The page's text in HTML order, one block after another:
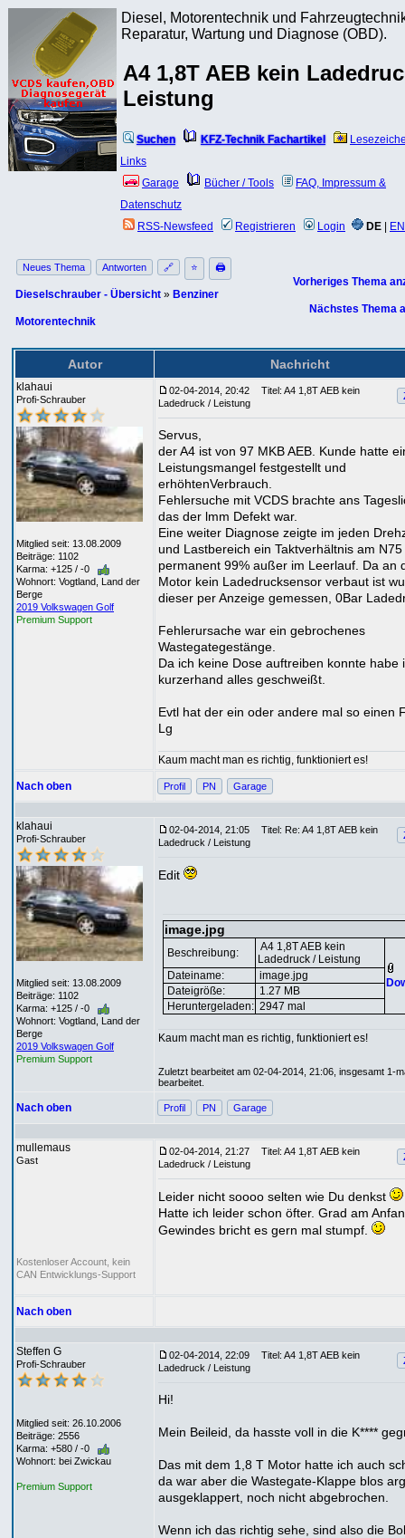
Diesel, Motorentechnik und
Reparatur, Wartung und Diagnose (OBD).
A4 1,8T AEB kein
Leistung
Suchen KFZ-Technik Fachartikel
Links
Garage
Bücher / Tools
FAQ, Impressum &
Datenschutz
RSS-Newsfeed
Registrieren Login DE EN
Neues Thema Antworten 🔗 ⭐ 🖨
Dieselschrauber - Übersicht » Benziner
Motorentechnik
Vorheriges Thema
Nächstes Thema
Autor Nachricht
klahaui
Profi-Schrauber
Mitglied seit: 13.08.2009
Beiträge: 1102
Karma: +125 / -0
Wohnort: Vogtland, Land der
Berge
2019 Volkswagen Golf
Premium Support
02-04-2014, 20:42
Titel: A4 1,8T AEB kein
Ladedruck / Leistung
Servus,
der A4 ist von 97 MKB AEB. Kunde hatte
Leistungsmangel festgestellt und
erhöhtenVerbrauch.
Fehlersuche mit VCDS brachte ans
das der lmm Defekt war.
Eine weiter Diagnose zeigte im jeden
und Lastbereich ein Taktverhältnis am
permanent 99% außer im Leerlauf. Da an
Motor kein Ladedrucksensor verbaut ist
dieser per Anzeige gemessen, 0Bar
Fehlerursache war ein gebrochenes
Wastegategestänge.
Da ich keine Dose auftreiben konnte habe
kurzerhand alles geschweißt.
Evtl hat der ein oder andere mal so einen
Lg
Kaum macht man es richtig, funktioniert es!
Nach oben Profil PN Garage
klahaui
Profi-Schrauber
Mitglied seit: 13.08.2009
Beiträge: 1102
Karma: +125 / -0
Wohnort: Vogtland, Land der
Berge
2019 Volkswagen Golf
Premium Support
02-04-2014, 21:05
Titel: Re: A4 1,8T AEB kein
Ladedruck / Leistung
Edit
image.jpg
Beschreibung:
A4 1,8T AEB kein
Ladedruck / Leistung
Dateiname:
image.jpg
Dateigröße:
1.27 MB
Heruntergeladen: 2947 mal
Kaum macht man es richtig, funktioniert es!
Zuletzt bearbeitet am 02-04-2014, 21:06, insgesamt 1-
bearbeitet.
Nach oben Profil PN Garage
mullemaus
Gast
Kostenloser Account, kein
CAN Entwicklungs-Support
02-04-2014, 21:27
Titel: A4 1,8T AEB kein
Ladedruck / Leistung
Leider nicht soooo selten wie Du denkst
Hatte ich leider schon öfter. Grad am
Gewindes bricht es gern mal stumpf.
Nach oben
Steffen G
Profi-Schrauber
Mitglied seit: 26.10.2006
Beiträge: 2556
Karma: +580 / -0
Wohnort: bei Zwickau
Premium Support
02-04-2014, 22:09
Titel: A4 1,8T AEB kein
Ladedruck / Leistung
Hi!
Mein Beileid, da hasste voll in die K****
Das mit dem 1,8 T Motor hatte ich auch
da war aber die Wastegate-Klappe blos arg
ausgeklappert, noch nicht abgebrochen.
Wenn ich das richtig sehe, sind also die